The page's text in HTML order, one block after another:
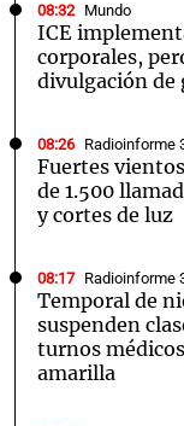
08:32 Mundo
ICE
corporales,
divulgación de
08:26 Radioinforme
Fuertes
de 1.500
y cortes de luz
08:17 Radioinforme
Temporal de
suspenden
turnos
amarilla
Cadena 3